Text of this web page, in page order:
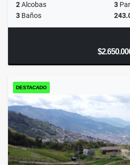
2Alcobas 3
3 Baños
DESTACADO